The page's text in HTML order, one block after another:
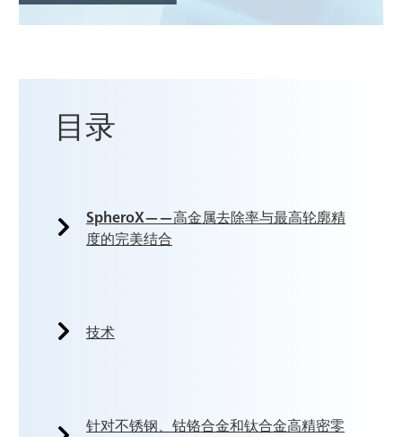
目录
SpheroX——高金属去除率与最高轮廓精
度的完美结合
技术
针对不锈钢、钴铬合金和钛合金高精密零